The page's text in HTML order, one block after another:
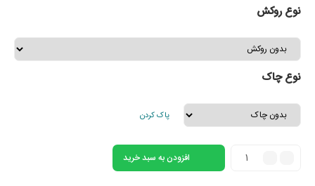
نوع روکش
نوع چاک
پاک کردن
افزودن به سبد خرید